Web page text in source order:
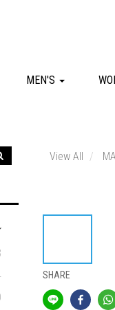
MEN'S
View All
SHARE